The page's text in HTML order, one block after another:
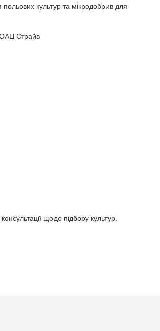
польових культур та мікродобрив для
Страйв
щодо підбору культур.